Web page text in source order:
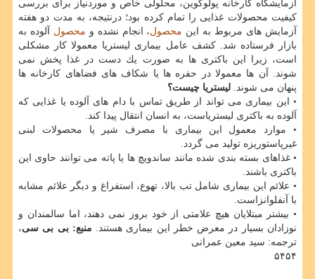
آزمایشگاه كارخانه پولوكوین، محلولی خاص و موردنیاز برای بررسی
كیفیت محصولات غذایی را تمام كرده بود؛ درنتیجه، به مدت دو هفته
آزمایش های مربوط به این محصول، انجام نشده و محصول آلوده به
بازار فرستاده شد. كشف عامل بیماری لیستریا معمولا كار مشكلی
است، زیرا این باكتری ها به صورت یك دست در غذا پخش نمی
شوند. آن ها معمولا در حفره ها یا شكاف های فضاهای كارخانه ها
پنهان می شوند. لیستریا چیست؟
• این بیماری می تواند از طریق تماس با دام های آلوده یا غذایی كه
آلوده به باكتری لیستریاست، به انسان انتقال پیدا كند.
• موارد معمول این بیماری با مصرف شیر یا محصولات لبنی
غیرپاستوریزه تولید می گردد.
• غذاهای بسته بندی شده مانند ساندویچ ها یا پاته می توانند حاوی این
باكتری باشند.
• علائم این بیماری شامل تب بالا، تهوع، استفراغ و دیگر علائم مشابه
با آنفلوانزاست.
• بیشتر مبتلایان هیچ علامتی از خود بروز نمی دهند، اما سالمندان و
نوزادان بسیار در معرض خطر این بیماری هستند. منبع: بی بی سی،
ترجمه: سید معین عمرانی
۵۴۵۴